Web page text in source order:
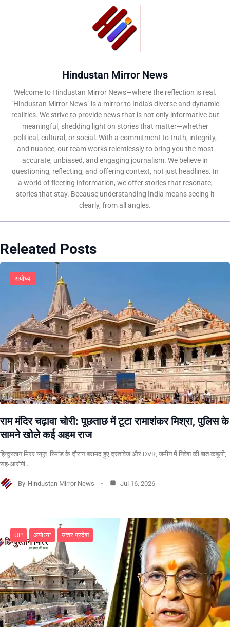
Hindustan Mirror News
Welcome to Hindustan Mirror News—where the reflection is real.
"Hindustan Mirror News" is a mirror to India's diverse and dynamic
realities. We strive to provide news that is not only informative but
meaningful, shedding light on stories that matter—whether
political, cultural, or social. With a commitment to truth, integrity,
and nuance, our team works relentlessly to bring you the most
accurate, unbiased, and engaging journalism. We believe in
questioning, reflecting, and offering context, not just headlines. In
a world of fleeting information, we offer stories that resonate,
stories that stay. Because understanding India means seeing it
clearly, from all angles.
Releated Posts
अयोध्या
राम मंदिर चढ़ावा चोरी: पूछताछ में टूटा रामाशंकर मिश्रा, पुलिस के
सामने खोले कई अहम राज
हिन्दुस्तान मिरर न्यूज़ :रिमांड के दौरान बरामद हुए दस्तावेज और DVR, जमीन में निवेश की बात कबूली;
सह-आरोपी…
By Hindustan Mirror News Jul 16, 2026
UP अयोध्या उत्तर प्रदेश